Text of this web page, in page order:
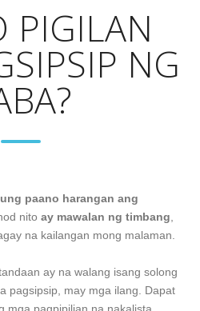
PIGILAN
NG
paano harangan ang
nito ay mawalan ng timbang
na kailangan mong malaman.
ay na walang isang solong
pagsipsip, may mga ilang. Dapat